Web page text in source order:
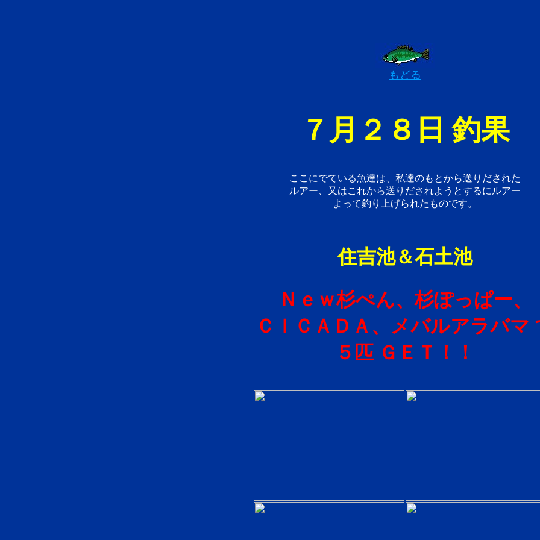
もどる
７月２８日 釣果
ここにでている魚達は、私達のもとから送りだされた
ルアー、又はこれから送りだされようとするにルアー
よって釣り上げられたものです。
住吉池＆石土池
Ｎｅｗ杉ぺん、杉ぽっぱー、
ＣＩＣＡＤＡ、メバルアラバマ
５匹 ＧＥＴ！！